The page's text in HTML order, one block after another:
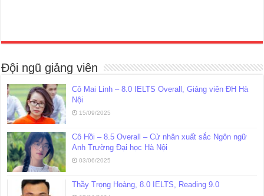
Đội ngũ giảng viên
Cô Mai Linh – 8.0 IELTS Overall, Giảng viên ĐH Hà
Nội
15/09/2025
Cô Hồi – 8.5 Overall – Cử nhân xuất sắc Ngôn ngữ
Anh Trường Đại học Hà Nội
03/06/2025
Thầy Trọng Hoàng, 8.0 IELTS, Reading 9.0